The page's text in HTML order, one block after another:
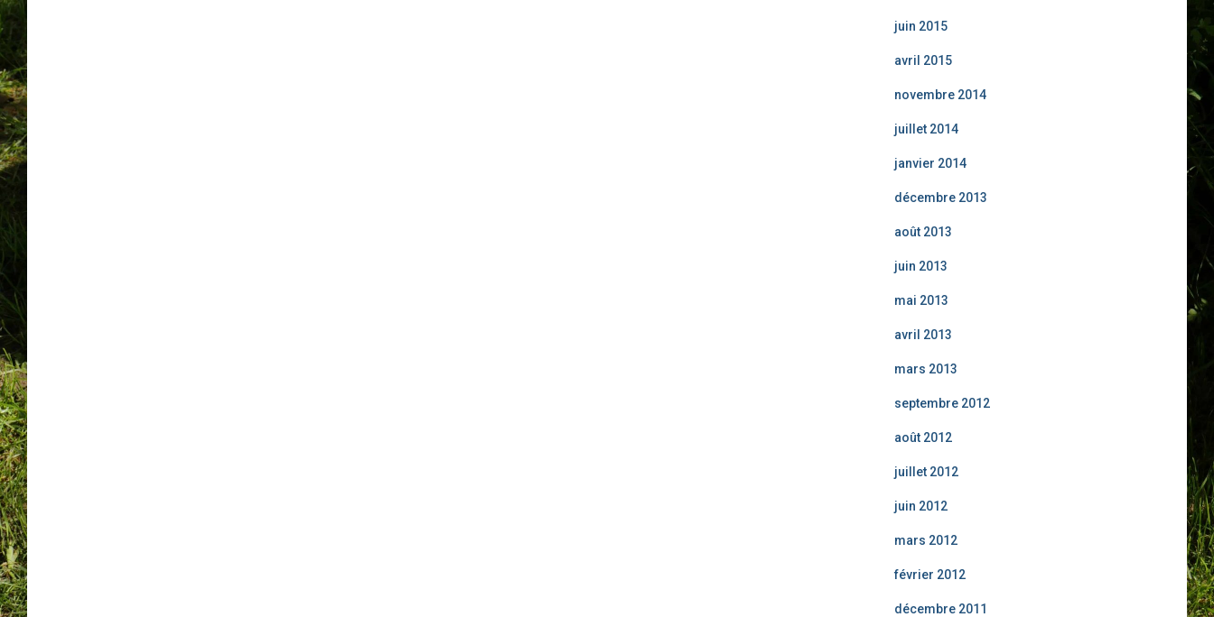
juin 2015
avril 2015
novembre 2014
juillet 2014
janvier 2014
décembre 2013
août 2013
juin 2013
mai 2013
avril 2013
mars 2013
septembre 2012
août 2012
juillet 2012
juin 2012
mars 2012
février 2012
décembre 2011